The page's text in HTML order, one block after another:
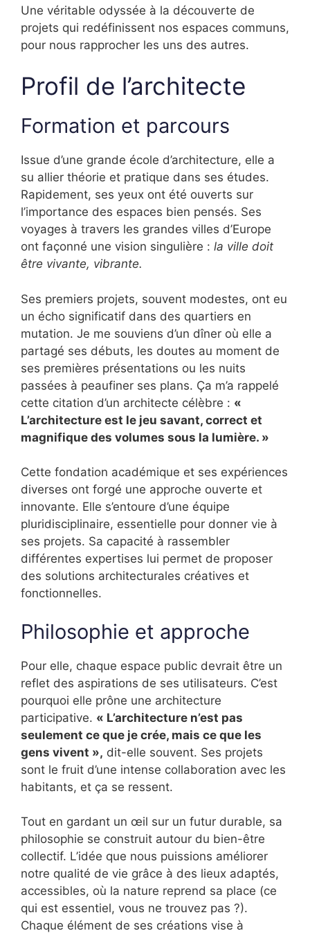
Une véritable odyssée à la découverte de
projets qui redéfinissent nos espaces communs,
pour nous rapprocher les uns des autres.
Profil de l’architecte
Formation et parcours
Issue d’une grande école d’architecture, elle a
su allier théorie et pratique dans ses études.
Rapidement, ses yeux ont été ouverts sur
l’importance des espaces bien pensés. Ses
voyages à travers les grandes villes d’Europe
ont façonné une vision singulière : la ville doit
être vivante, vibrante.
Ses premiers projets, souvent modestes, ont eu
un écho significatif dans des quartiers en
mutation. Je me souviens d’un dîner où elle a
partagé ses débuts, les doutes au moment de
ses premières présentations ou les nuits
passées à peaufiner ses plans. Ça m’a rappelé
cette citation d’un architecte célèbre : «
L’architecture est le jeu savant, correct et
magnifique des volumes sous la lumière. »
Cette fondation académique et ses expériences
diverses ont forgé une approche ouverte et
innovante. Elle s’entoure d’une équipe
pluridisciplinaire, essentielle pour donner vie à
ses projets. Sa capacité à rassembler
différentes expertises lui permet de proposer
des solutions architecturales créatives et
fonctionnelles.
Philosophie et approche
Pour elle, chaque espace public devrait être un
reflet des aspirations de ses utilisateurs. C’est
pourquoi elle prône une architecture
participative. « L’architecture n’est pas
seulement ce que je crée, mais ce que les
gens vivent », dit-elle souvent. Ses projets
sont le fruit d’une intense collaboration avec les
habitants, et ça se ressent.
Tout en gardant un œil sur un futur durable, sa
philosophie se construit autour du bien-être
collectif. L’idée que nous puissions améliorer
notre qualité de vie grâce à des lieux adaptés,
accessibles, où la nature reprend sa place (ce
qui est essentiel, vous ne trouvez pas ?).
Chaque élément de ses créations vise à